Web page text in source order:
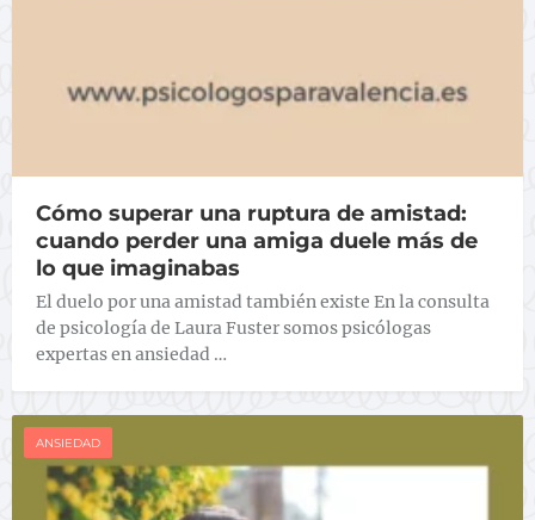
Cómo superar una ruptura de amistad:
cuando perder una amiga duele más de
lo que imaginabas
El duelo por una amistad también existe En la consulta
de psicología de Laura Fuster somos psicólogas
expertas en ansiedad …
ANSIEDAD